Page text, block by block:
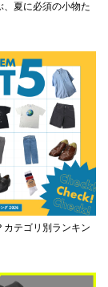
、夏に必須の小物た
カテゴリ別ランキン